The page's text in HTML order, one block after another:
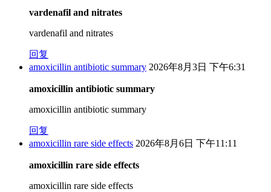
vardenafil and nitrates
vardenafil and nitrates
回复
amoxicillin antibiotic summary 2026年8月3日 下午6:31
amoxicillin antibiotic summary
amoxicillin antibiotic summary
回复
amoxicillin rare side effects 2026年8月6日 下午11:11
amoxicillin rare side effects
amoxicillin rare side effects